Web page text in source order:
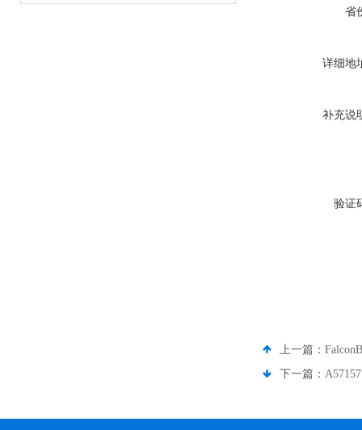
省
详细地
补充说
验证
上一篇：
下一篇：